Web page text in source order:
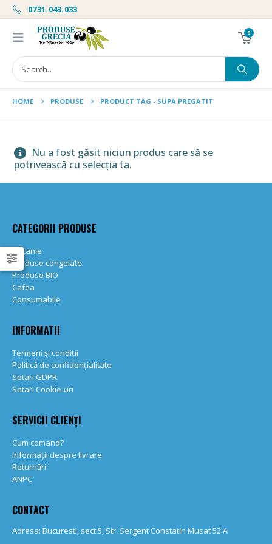
0731.043.033
0
HOME PRODUSE PRODUCT TAG - SUPA PREGATIT
Nu a fost găsit niciun produs care să se
potrivească cu selecția ta.
CATEGORII PRODUSE
Bacanie
Produse congelate
Produse BIO
Cafea
Consumabile
INFORMATII
Termeni și condiții
Politică de confidențialitate
Setari GDPR
Setari Cookie-uri
SERVICII CLIENȚI
Cum comand?
Informații despre livrare
Returnări
ANPC
CONTACT
Adresa: Bucuresti, sect.5, Str. Sergent Constatin Musat 52 A